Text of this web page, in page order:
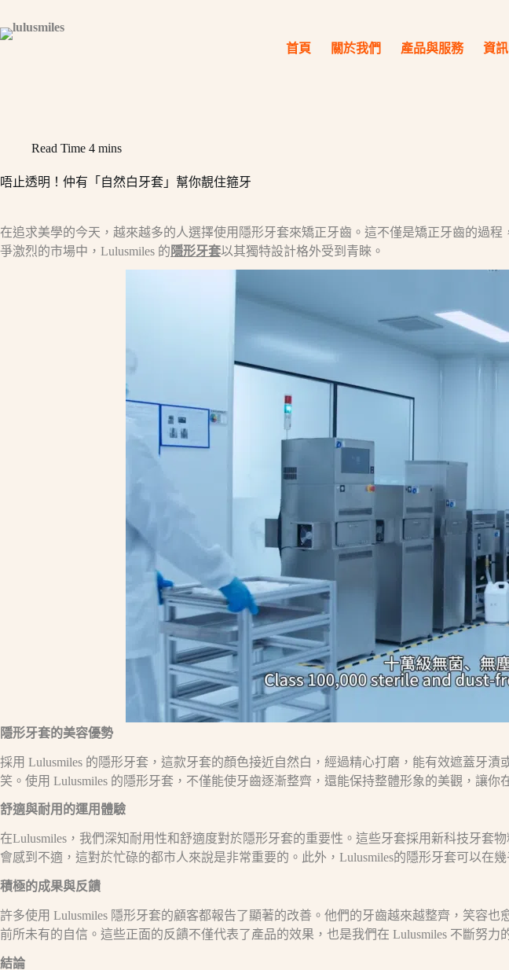
content
首頁
關於我們 產品與服務 資
Read Time 4 mins
唔止透明！仲有「自然白牙套」幫你靚住箍牙
在追求美學的今天，越來越多的人選擇使用隱形牙套來矯正牙齒。這不僅是矯正牙齒的過
爭激烈的市場中，Lulusmiles 的 隱形牙套以其獨特設計格外受到青睞。
隱形牙套的美容優勢
採用 Lulusmiles 的隱形牙套，這款牙套的顏色接近自然白，經過精心打磨，能有效遮蓋牙
笑。使用 Lulusmiles 的隱形牙套，不僅能使牙齒逐漸整齊，還能保持整體形象的美觀，讓你
舒適與耐用的運用體驗
在Lulusmiles，我們深知耐用性和舒適度對於隱形牙套的重要性。這些牙套採用新科技牙
會感到不適，這對於忙碌的都市人來說是非常重要的。此外，Lulusmiles的隱形牙套可以在
積極的成果與反饋
許多使用 Lulusmiles 隱形牙套的顧客都報告了顯著的改善。他們的牙齒越來越整齊，笑容
前所未有的自信。這些正面的反饋不僅代表了產品的效果，也是我們在 Lulusmiles 不斷努力
結論